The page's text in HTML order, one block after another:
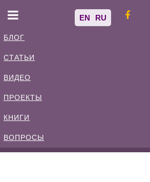
БЛОГ
СТАТЬИ
ВИДЕО
ПРОЕКТЫ
КНИГИ
ВОПРОСЫ
EN RU
Спиваковский
Блог